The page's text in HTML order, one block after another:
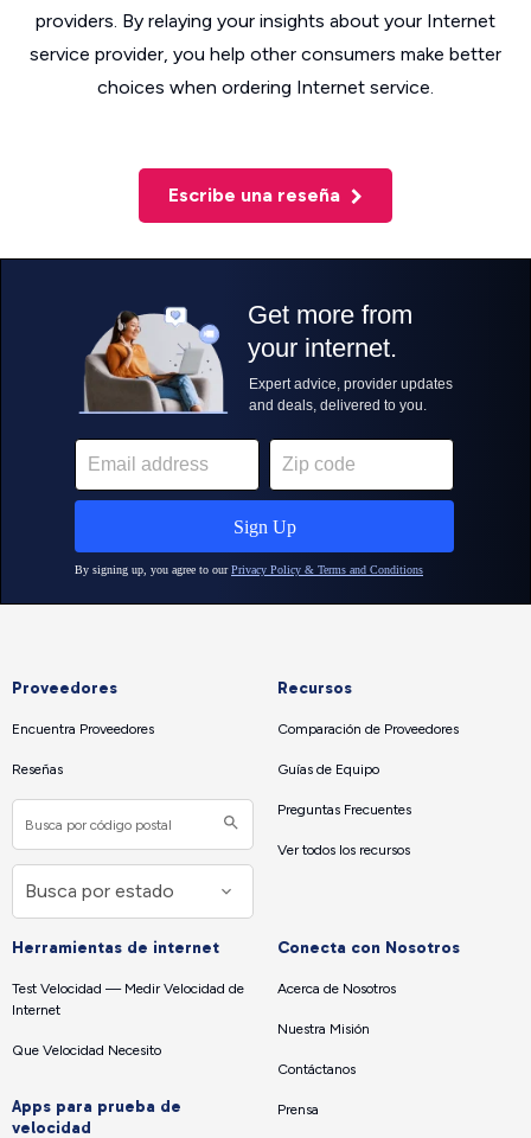
providers. By relaying your insights about your Internet
service provider, you help other consumers make better
choices when ordering Internet service.
Escribe una reseña
Proveedores
Encuentra Proveedores
Reseñas
Recursos
Comparación de Proveedores
Guías de Equipo
Preguntas Frecuentes
Ver todos los recursos
Herramientas de internet
Test Velocidad — Medir Velocidad de
Internet
Que Velocidad Necesito
Apps para prueba de
velocidad
Conecta con Nosotros
Acerca de Nosotros
Nuestra Misión
Contáctanos
Prensa